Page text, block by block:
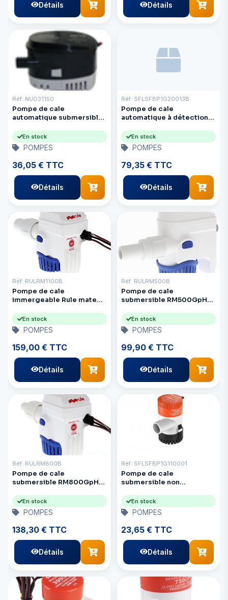
Détails Détails
Réf: NUO31150
Pompe de cale
automatique submersible,
En stock
POMPES
36,05 € TTC
Détails
Réf: SFLSFBP1G20013B
Pompe de cale
automatique à détection
GpHEn stock
POMPES
79,35 € TTC
Détails
Réf: RULRM1100B
Pompe de cale
immergeable Rule mate
En stock
POMPES
159,00 € TTC
Détails
Réf: RULRM500B
Pompe de cale
submersible RM500GpH
de test
En stock
POMPES
99,90 € TTC
Détails
Réf: RULRM800B
Pompe de cale
submersible RM800GpH
de test
En stock
POMPES
138,30 € TTC
Détails
Réf: SFLSFBP1G110001
Pompe de cale
submersible non
1100 GpH
En stock
POMPES
23,65 € TTC
Détails